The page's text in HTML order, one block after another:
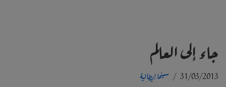
جاء إلى العالم
31/03/2013 سينما إيطالية